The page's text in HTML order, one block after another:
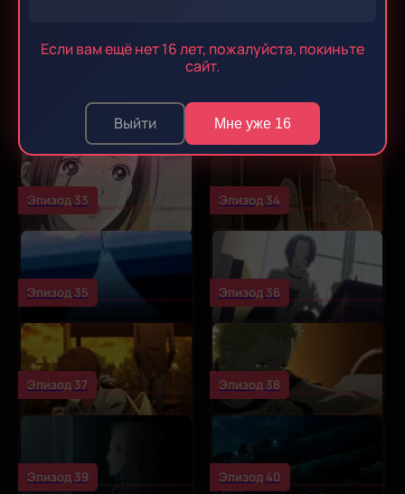
Если вам ещё нет 16 лет, пожалуйста, покиньте
сайт.
Выйти Мне уже 16
Эпизод 31 Эпизод 32
Эпизод 33 Эпизод 34
Эпизод 35 Эпизод 36
Эпизод 37 Эпизод 38
Эпизод 39 Эпизод 40